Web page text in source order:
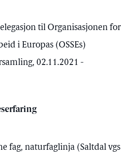
til Organisasjonen for
i Europas (OSSEs)
02.11.2021 -
fag, naturfaglinja (Saltdal vgs